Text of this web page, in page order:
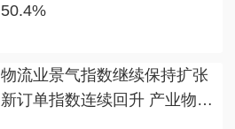
50.4%
物流业景气指数继续保持扩张
新订单指数连续回升 产业物流